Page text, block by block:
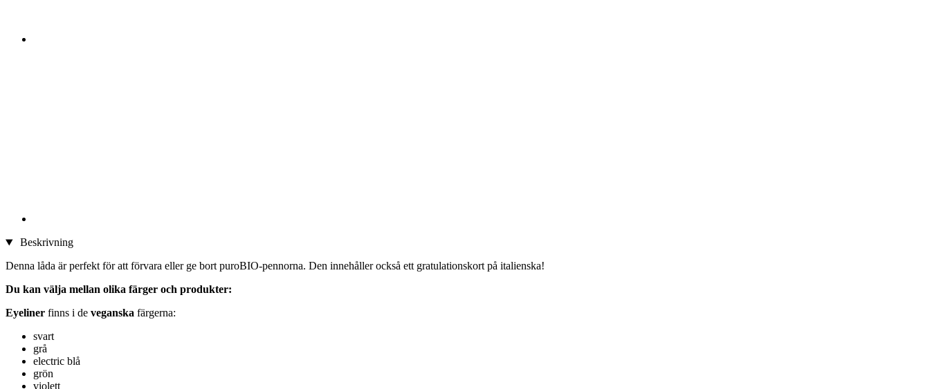
Beskrivning
Denna låda är perfekt för att förvara eller ge bort puroBIO-pennorna. Den innehåller också ett gratulationskort på italienska!
Du kan välja mellan olika färger och produkter:
Eyeliner finns i de veganska färgerna:
svart
grå
electric blå
grön
violett